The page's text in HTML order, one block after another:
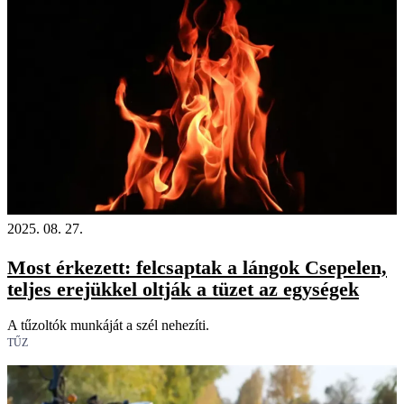
2025. 08. 27.
Most érkezett: felcsaptak a lángok Csepelen,
teljes erejükkel oltják a tüzet az egységek
A tűzoltók munkáját a szél nehezíti.
TŰZ